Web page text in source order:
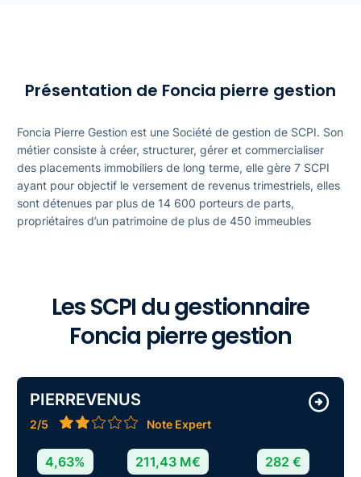
Présentation de Foncia pierre gestion
Foncia Pierre Gestion est une Société de gestion de SCPI. Son
métier consiste à créer, structurer, gérer et commercialiser
des placements immobiliers de long terme, elle gère 7 SCPI
ayant pour objectif le versement de revenus trimestriels, elles
sont détenues par plus de 14 600 porteurs de parts,
propriétaires d’un patrimoine de plus de 450 immeubles
Les SCPI du gestionnaire
Foncia pierre gestion
PIERREVENUS
2/5 Note Expert
4,63% 211,43 M€ 282 €